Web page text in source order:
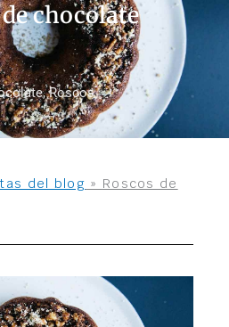
chocolate
,Roscos
del blog » Roscos de